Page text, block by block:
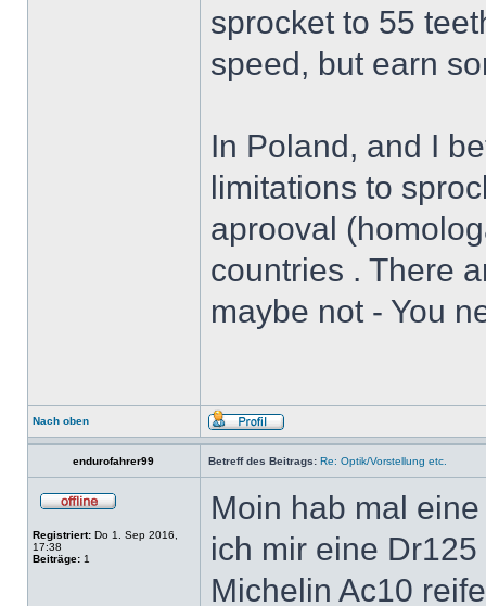
sprocket to 55
speed, but earn
In Poland, and I
limitations to
aprooval
countries . There
maybe not - You
Nach oben
endurofahrer99 Betreff des Beitrags: Re: Optik/Vorstellung etc.
Registriert: Do 1. Sep 2016,
17:38
Beiträge: 1
Moin hab mal
ich mir eine
Michelin Ac10